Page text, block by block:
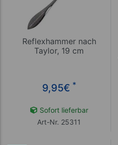
Reflexhammer nach
Taylor, 19 cm
9,95€ *
Sofort lieferbar
Art-Nr. 25311